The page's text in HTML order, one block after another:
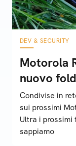
DEV & SECURITY
Motorola
nuovo
Condivise in
sui prossimi
Ultra i prossimi
sappiamo